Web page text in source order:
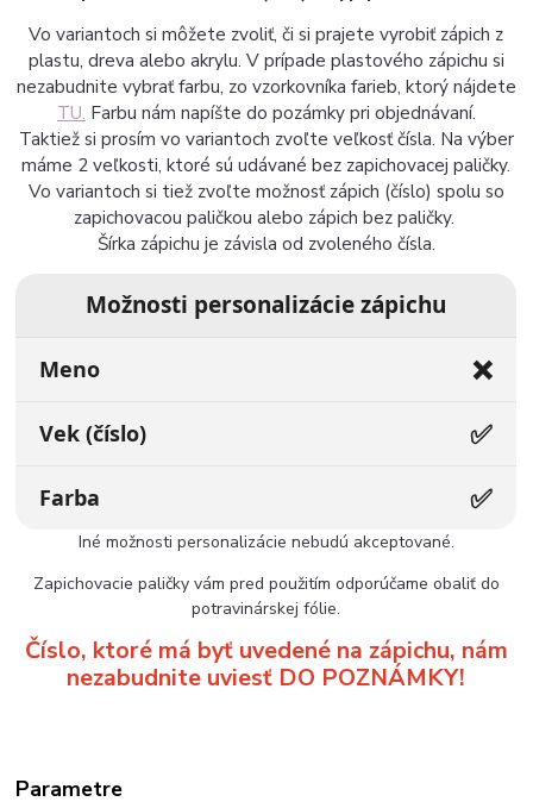
Vo variantoch si môžete zvoliť, či si prajete vyrobiť zápich z
plastu, dreva alebo akrylu. V prípade plastového zápichu si
nezabudnite vybrať farbu, zo vzorkovníka farieb, ktorý nájdete
TU. Farbu nám napíšte do pozámky pri objednávaní.
Taktiež si prosím vo variantoch zvoľte veľkosť čísla. Na výber
máme 2 veľkosti, ktoré sú udávané bez zapichovacej paličky.
Vo variantoch si tiež zvoľte možnosť zápich (číslo) spolu so
zapichovacou paličkou alebo zápich bez paličky.
Šírka zápichu je závisla od zvoleného čísla.
Možnosti personalizácie zápichu
Meno ❌
Vek (číslo) ✅
Farba ✅
Iné možnosti personalizácie nebudú akceptované.
Zapichovacie paličky vám pred použitím odporúčame obaliť do
potravinárskej fólie.
Číslo, ktoré má byť uvedené na zápichu, nám
nezabudnite uviesť DO POZNÁMKY!
Parametre